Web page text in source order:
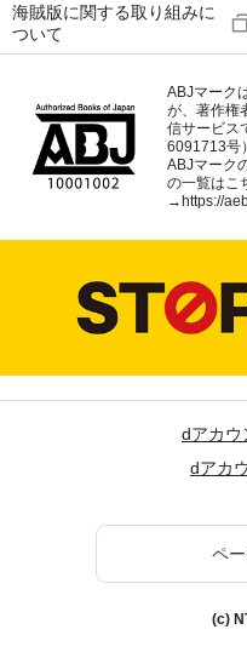
海賊版に関する取り組みに
ついて
ABJマーク
が、著作権
信サービス
6091713号
ABJマーク
の一覧はこ
→https://
dアカウ
dアカ
ペ
(c)